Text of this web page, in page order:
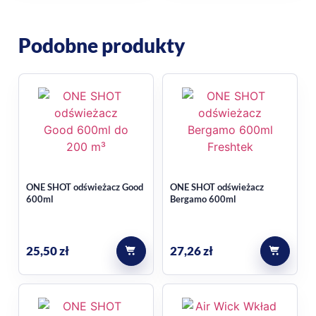
zachować wrażenie świeżości i lekkości na co dzień. Jeśli
szukasz więcej wariantów tej kategorii, zobacz także
odświeżacze powietrza.
Jak korzystać z wkładu
Produkt został zaprojektowany jako oryginalny wkład
jest szybki, a regularna praca urządzenia pozwala dobrać
intensywność zapachu do wielkości pomieszczenia i
zgodnie z etykietą produktu i instrukcją urządzenia.
Najczęstsze pytania
Czy ten wkład pasuje do urządzeń
Podobne produkty
ONE SHOT odświeżacz Good
600ml
25,50zł
ONE SHOT odświeżacz
Bergamo 600ml
27,26zł